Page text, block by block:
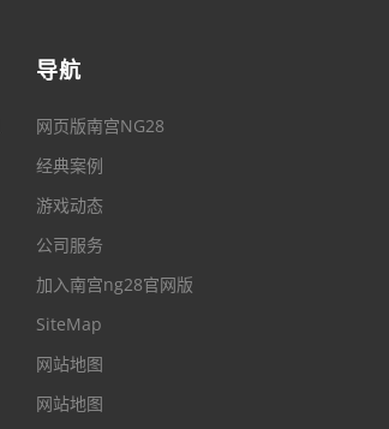
导航
网页版南宫NG28
经典案例
游戏动态
公司服务
加入南宫ng28官网版
SiteMap
网站地图
网站地图